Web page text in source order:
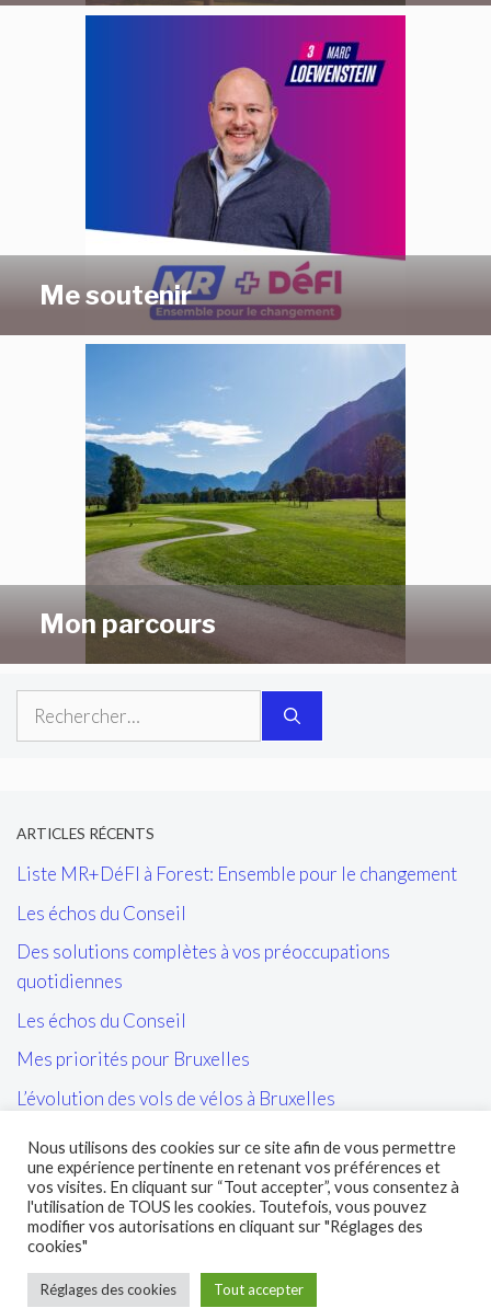
Me soutenir
Mon parcours
Rechercher :
ARTICLES RÉCENTS
Liste MR+DéFI à Forest: Ensemble pour le changement
Les échos du Conseil
Des solutions complètes à vos préoccupations
quotidiennes
Les échos du Conseil
Mes priorités pour Bruxelles
L’évolution des vols de vélos à Bruxelles
Les tags/affiches/autocollants perturbant l’ordre public
et la cohésion sociale
L’entretien des sites propres de la STIB et de leurs abords
Nous utilisons des cookies sur ce site afin de vous permettre
une expérience pertinente en retenant vos préférences et
vos visites. En cliquant sur “Tout accepter”, vous consentez à
l'utilisation de TOUS les cookies. Toutefois, vous pouvez
modifier vos autorisations en cliquant sur "Réglages des
cookies"
Réglages des cookies Tout accepter